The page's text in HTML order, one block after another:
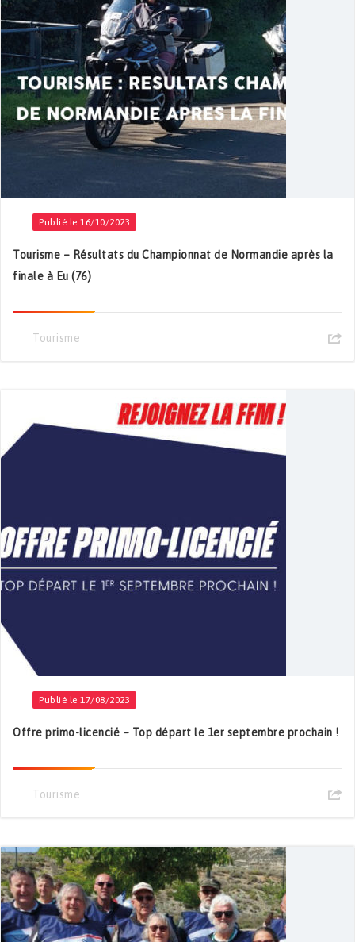
Publié le 16/10/2023
Tourisme – Résultats du Championnat de Normandie après la
finale à Eu (76)
Tourisme
Publié le 17/08/2023
Offre primo-licencié – Top départ le 1er septembre prochain !
Tourisme